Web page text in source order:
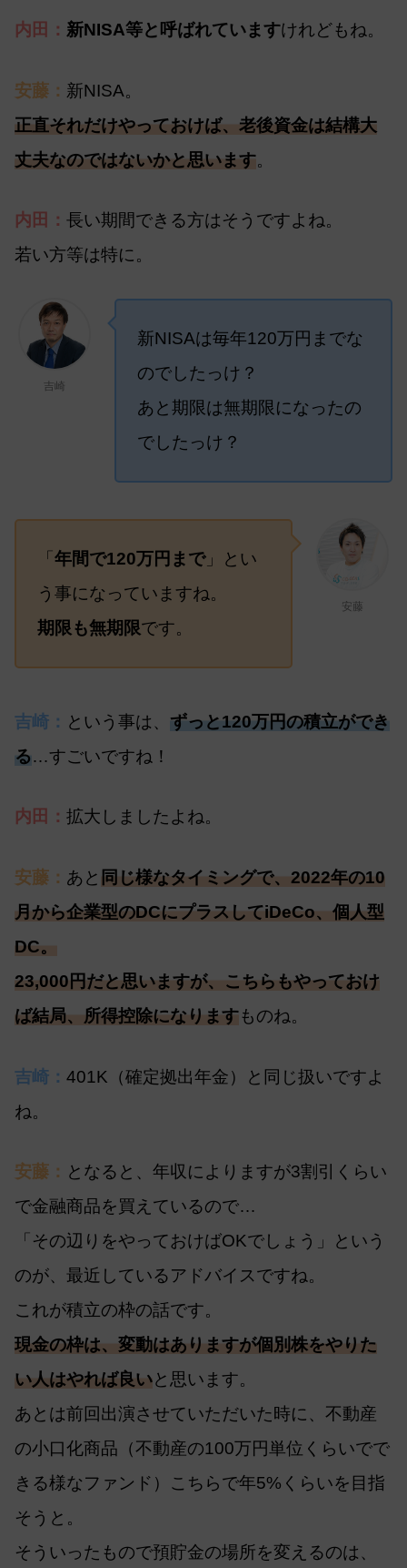
内田： 新NISA等と呼ばれていますけれどもね。
安藤： 新NISA。
正直それだけやっておけば、老後資金は結構大
丈夫なのではないかと思います。
内田： 長い期間できる方はそうですよね。
若い方等は特に。
吉崎
新NISAは毎年120万円までな
のでしたっけ？
あと期限は無期限になったの
でしたっけ？
安藤
「 年間で120万円まで」とい
う事になっていますね。
期限も無期限です。
吉崎： という事は、 ずっと120万円の積立ができ
る…すごいですね！
内田： 拡大しましたよね。
安藤： あと 同じ様なタイミングで、2022年の10
月から企業型のDCにプラスしてiDeCo、個人型
DC。
23,000円だと思いますが、こちらもやっておけ
ば結局、所得控除になりますものね。
吉崎： 401K（確定拠出年金）と同じ扱いですよ
ね。
安藤： となると、年収によりますが3割引くらい
で金融商品を買えているので…
「その辺りをやっておけばOKでしょう」という
のが、最近しているアドバイスですね。
これが積立の枠の話です。
現金の枠は、変動はありますが個別株をやりた
い人はやれば良いと思います。
あとは前回出演させていただいた時に、不動産
の小口化商品（不動産の100万円単位くらいでで
きる様なファンド）こちらで年5%くらいを目指
そうと。
そういったもので預貯金の場所を変えるのは、